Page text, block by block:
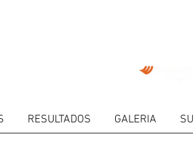
RESULTADOS GALERIA